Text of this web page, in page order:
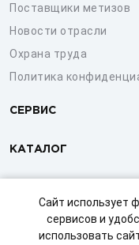
Сайт использует
сервисов и
использовать
Поставщики метизов
Новости отрасли
Охрана труда
Политика
СЕРВИС
КАТАЛОГ